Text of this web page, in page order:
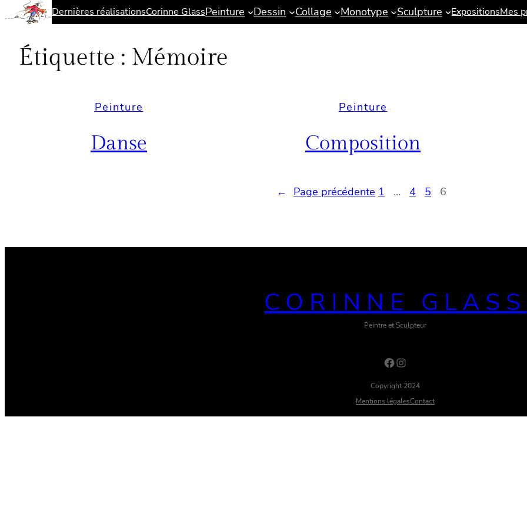
Aller
contenu
Dernières réalisationsCorinne GlassPeinture Dessin Collage Monotype Sculpture ExpositionsMes
Étiquette : Mémoire
Peinture
Danse
Peinture
Composition
← Page précédente 1 … 4 5 6
CORINNE GLASS
Peintre et Sculpteur
Facebook Instagram
Copyright 2024
Mentions légalesContact